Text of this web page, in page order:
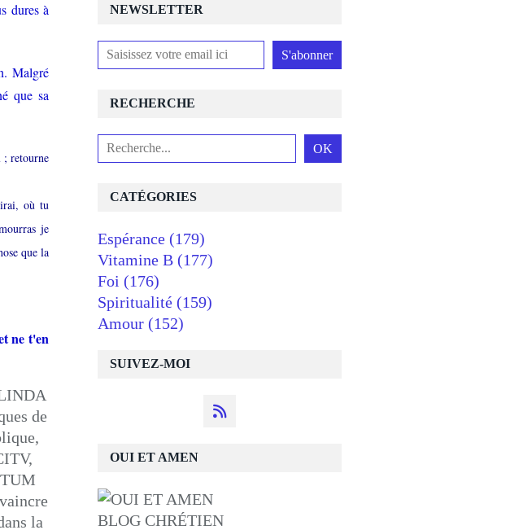
dures à
Malgré
que sa
; retourne
où tu
je
que la
ne t'en
NEWSLETTER
SUIVEZ-MOI
RECHERCHE
OUI ET AMEN
BLOG CHRÉTIEN
CATÉGORIES
Espérance (179)
Vitamine B (177)
Foi (176)
Spiritualité (159)
Amour (152)